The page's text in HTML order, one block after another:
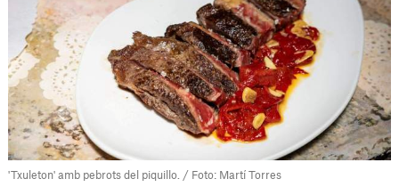
'Txuleton' amb pebrots del piquillo. / Foto: Martí Torres